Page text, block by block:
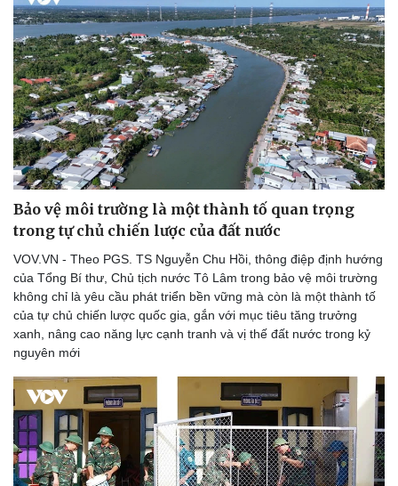
Văn hóa
Sân khấu - Điện ảnh
Văn học
Âm nhạc
Di sản
Giải trí
Nghệ sĩ
Thời trang
Bảo vệ môi trường là một thành tố quan trọng
trong tự chủ chiến lược của đất nước
VOV.VN - Theo PGS. TS Nguyễn Chu Hồi, thông điệp định hướng
của Tổng Bí thư, Chủ tịch nước Tô Lâm trong bảo vệ môi trường
không chỉ là yêu cầu phát triển bền vững mà còn là một thành tố
của tự chủ chiến lược quốc gia, gắn với mục tiêu tăng trưởng
xanh, nâng cao năng lực cạnh tranh và vị thế đất nước trong kỷ
nguyên mới